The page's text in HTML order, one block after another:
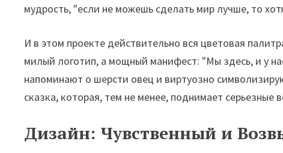
мудрость, "если не можешь сделать мир лучше, то
И в этом проекте действительно вся цветовая
милый логотип, а мощный манифест: "Мы здесь, и у
напоминают о шерсти овец и виртуозно
сказка, которая, тем не менее, поднимает серьезные
Дизайн: Чувственный и